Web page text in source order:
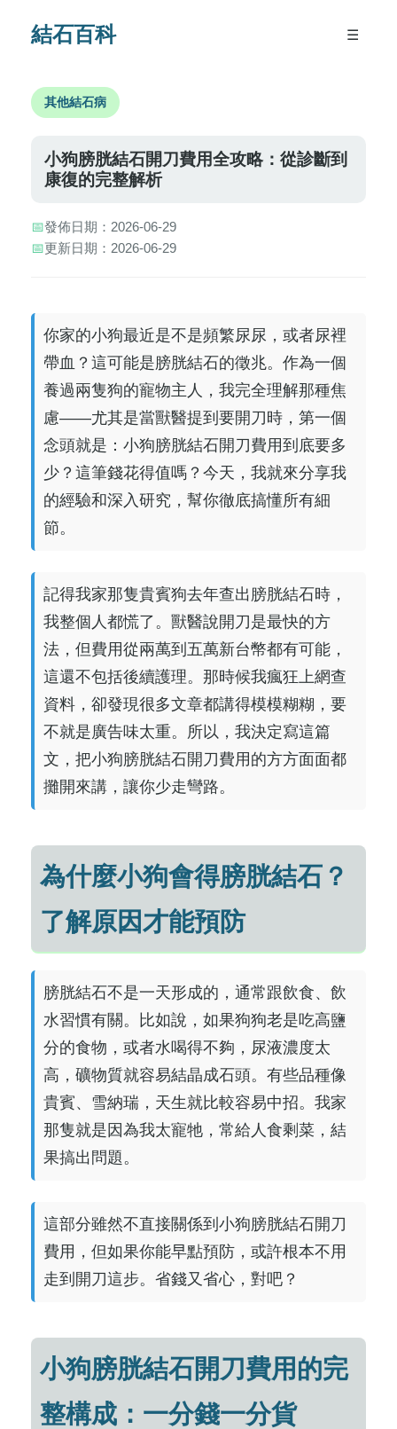
結石百科 ☰
其他結石病
小狗膀胱結石開刀費用全攻略：從診斷到
康復的完整解析
📅發佈日期：2026-06-29
📅更新日期：2026-06-29
你家的小狗最近是不是頻繁尿尿，或者尿裡
帶血？這可能是膀胱結石的徵兆。作為一個
養過兩隻狗的寵物主人，我完全理解那種焦
慮——尤其是當獸醫提到要開刀時，第一個
念頭就是：小狗膀胱結石開刀費用到底要多
少？這筆錢花得值嗎？今天，我就來分享我
的經驗和深入研究，幫你徹底搞懂所有細
節。
記得我家那隻貴賓狗去年查出膀胱結石時，
我整個人都慌了。獸醫說開刀是最快的方
法，但費用從兩萬到五萬新台幣都有可能，
這還不包括後續護理。那時候我瘋狂上網查
資料，卻發現很多文章都講得模模糊糊，要
不就是廣告味太重。所以，我決定寫這篇
文，把小狗膀胱結石開刀費用的方方面面都
攤開來講，讓你少走彎路。
為什麼小狗會得膀胱結石？
了解原因才能預防
膀胱結石不是一天形成的，通常跟飲食、飲
水習慣有關。比如說，如果狗狗老是吃高鹽
分的食物，或者水喝得不夠，尿液濃度太
高，礦物質就容易結晶成石頭。有些品種像
貴賓、雪納瑞，天生就比較容易中招。我家
那隻就是因為我太寵牠，常給人食剩菜，結
果搞出問題。
這部分雖然不直接關係到小狗膀胱結石開刀
費用，但如果你能早點預防，或許根本不用
走到開刀這步。省錢又省心，對吧？
小狗膀胱結石開刀費用的完
整構成：一分錢一分貨